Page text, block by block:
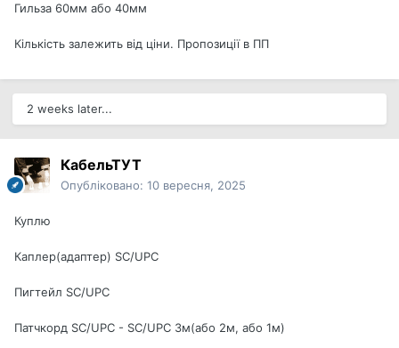
Гильза 60мм або 40мм
Кількість залежить від ціни. Пропозиції в ПП
2 weeks later...
КабельТУТ
Опубліковано: 10 вересня, 2025
Куплю
Каплер(адаптер) SC/UPC
Пигтейл SC/UPC
Патчкорд SC/UPC - SC/UPC 3м(або 2м, або 1м)